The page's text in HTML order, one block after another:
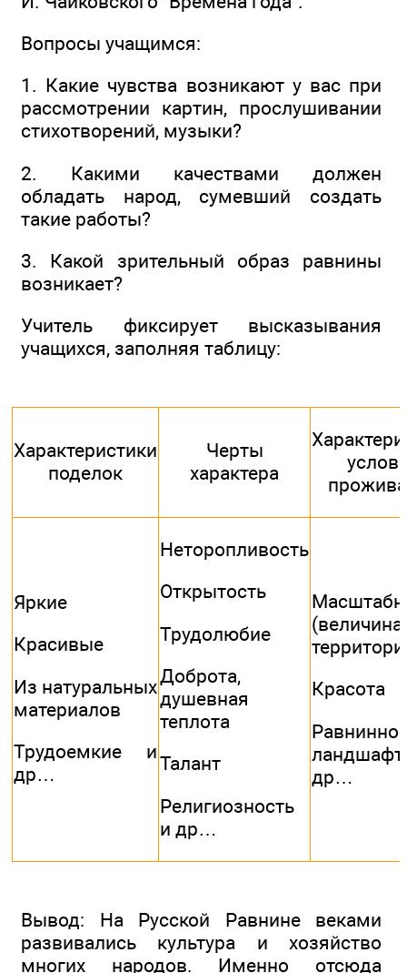
Вопросы учащимся:
1. Какие чувства возникают у вас при
рассмотрении картин, прослушивании
стихотворений, музыки?
2. Какими качествами должен
обладать народ, сумевший создать
такие работы?
3. Какой зрительный образ равнины
возникает?
Учитель фиксирует высказывания
учащихся, заполняя таблицу:
Характеристики
поделок
Черты
характера
Яркие
Красивые
Из натуральных
материалов
Трудоемкие и
др…
Неторопливость
Открытость
Трудолюбие
Доброта,
душевная
теплота
Талант
Религиозность
и др…
(величина
Красота
др…
Вывод: На Русской Равнине веками
развивались культура и хозяйство
многих народов. Именно отсюда